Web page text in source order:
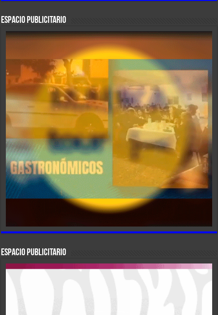
ESPACIO PUBLICITARIO
ESPACIO PUBLICITARIO